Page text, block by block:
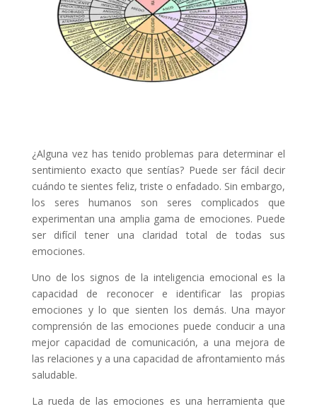
¿Alguna vez has tenido problemas para determinar el
sentimiento exacto que sentías? Puede ser fácil decir
cuándo te sientes feliz, triste o enfadado. Sin embargo,
los seres humanos son seres complicados que
experimentan una amplia gama de emociones. Puede
ser difícil tener una claridad total de todas sus
emociones.
Uno de los signos de la inteligencia emocional es la
capacidad de reconocer e identificar las propias
emociones y lo que sienten los demás. Una mayor
comprensión de las emociones puede conducir a una
mejor capacidad de comunicación, a una mejora de
las relaciones y a una capacidad de afrontamiento más
saludable.
La rueda de las emociones es una herramienta que